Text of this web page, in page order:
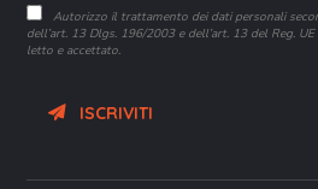
Autorizzo il trattamento dei dati personali
dell’art. 13 Dlgs. 196/2003 e dell’art. 13 del Reg.
letto e accettato.
ISCRIVITI